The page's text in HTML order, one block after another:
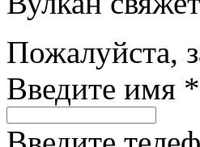
Пожалуйста,
Введите имя *